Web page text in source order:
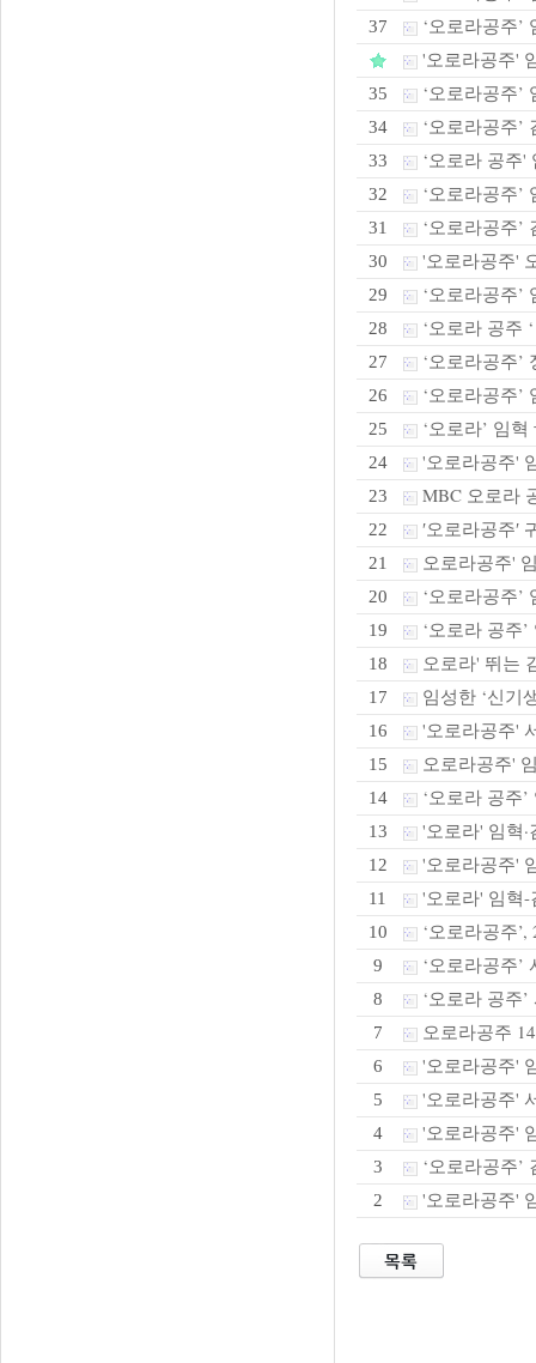
37
‘오로라공주’
'오로라공주'
35 ‘오로라공주
34 ‘오로라공주
33 ‘오로라 공주'
32 ‘오로라공주
31 ‘오로라공주’
30 '오로라공주'
29 ‘오로라공주’
28 ‘오로라 공주
27 ‘오로라공주
26 ‘오로라공주
25 ‘오로라’ 임
24 '오로라공주'
23 MBC 오로라
22 ′오로라공주′
21 오로라공주'
20 ‘오로라공주’
19 ‘오로라 공주
18 오로라' 뛰는
17 임성한 ‘신기
16 '오로라공주'
15 오로라공주'
14 ‘오로라 공주
13 '오로라' 임혁
12 '오로라공주'
11 '오로라' 임혁-
10 ‘오로라공주
9 ‘오로라공주’
8 ‘오로라 공주
7 오로라공주
6 '오로라공주'
5 '오로라공주'
4 '오로라공주'
3 ‘오로라공주
2 '오로라공주'